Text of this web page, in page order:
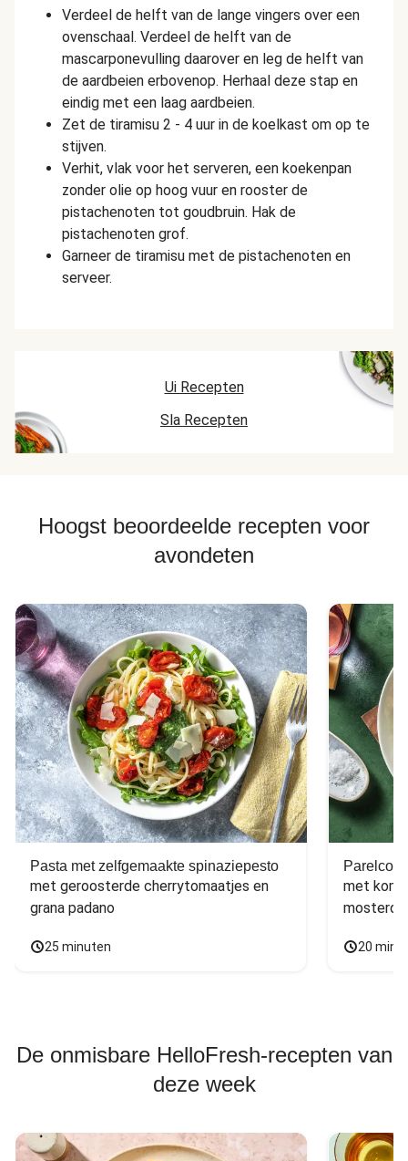
Verdeel de helft van de lange vingers over een
ovenschaal. Verdeel de helft van de
mascarponevulling daarover en leg de helft van
de aardbeien erbovenop. Herhaal deze stap en
eindig met een laag aardbeien.
Zet de tiramisu 2 - 4 uur in de koelkast om op te
stijven.
Verhit, vlak voor het serveren, een koekenpan
zonder olie op hoog vuur en rooster de
pistachenoten tot goudbruin. Hak de
pistachenoten grof.
Garneer de tiramisu met de pistachenoten en
serveer.
Ui Recepten
Sla Recepten
Hoogst beoordeelde recepten voor
avondeten
Pasta met zelfgemaakte spinaziepesto
met geroosterde cherrytomaatjes en
grana padano
25 minuten
met
20
De onmisbare HelloFresh-recepten van
deze week